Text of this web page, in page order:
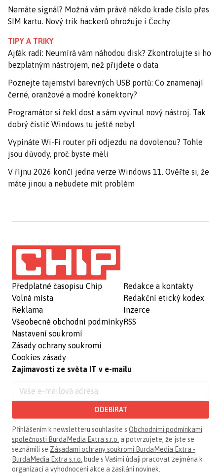
Nemáte signál? Možná vám právě někdo krade číslo přes
SIM kartu. Nový trik hackerů ohrožuje i Čechy
TIPY A TRIKY
Ajťák radí: Neumírá vám náhodou disk? Zkontrolujte si ho
bezplatným nástrojem, než přijdete o data
Poznejte tajemství barevných USB portů: Co znamenají
černé, oranžové a modré konektory?
Programátor si řekl dost a sám vyvinul nový nástroj. Tak
dobrý čistič Windows tu ještě nebyl
Vypínáte Wi-Fi router při odjezdu na dovolenou? Tohle
jsou důvody, proč byste měli
V říjnu 2026 končí jedna verze Windows 11. Ověřte si, že
máte jinou a nebudete mít problém
Předplatné časopisu Chip
Volná místa
Reklama
Všeobecné obchodní podmínky
Nastavení soukromí
Zásady ochrany soukromí
Cookies zásady
Redakce a kontakty
Redakční etický kodex
Inzerce
RSS
Zajímavosti ze světa IT v e-mailu
ODEBÍRAT
Přihlášením k newsletteru souhlasíte s Obchodními podmínkami
společnosti BurdaMedia Extra s.r.o. a potvrzujete, že jste se
seznámili se Zásadami ochrany soukromí BurdaMedia Extra -
BurdaMedia Extra s.r.o. bude s Vašimi údaji pracovat zejména k
organizaci a vyhodnocení akce a zasílání novinek.